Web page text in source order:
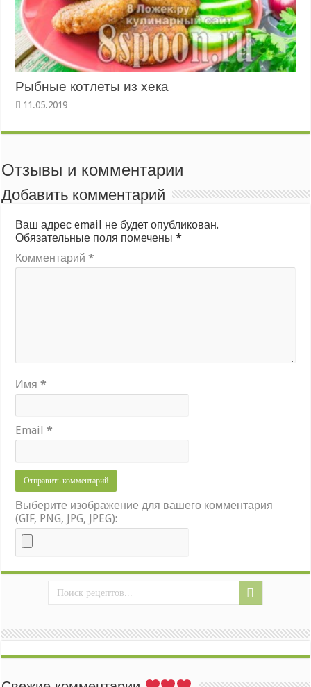
Рыбные котлеты из хека
Отзывы и комментарии
Добавить комментарий
Ваш адрес email не будет опубликован.
Обязательные поля помечены*
Комментарий*
Имя*
Email*
Выберите изображение для вашего комментария
(GIF, PNG, JPG, JPEG):